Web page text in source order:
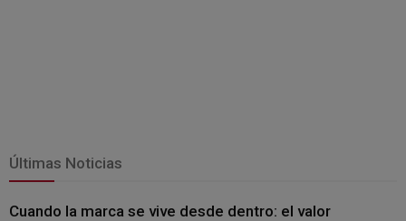
Últimas Noticias
Cuando la marca se vive desde dentro: el valor